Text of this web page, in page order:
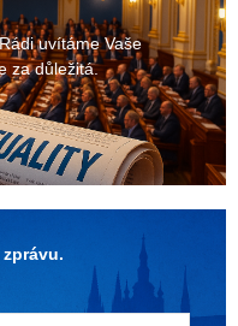
uvítáme Vaše
za důležitá.